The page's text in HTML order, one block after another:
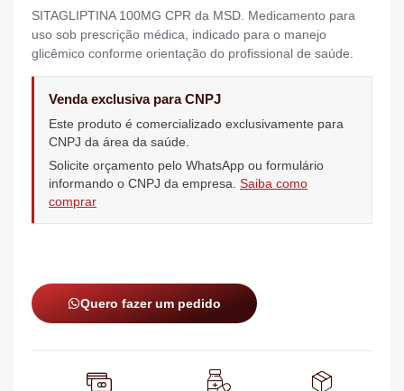
SITAGLIPTINA 100MG CPR da MSD. Medicamento para
uso sob prescrição médica, indicado para o manejo
glicêmico conforme orientação do profissional de saúde.
Venda exclusiva para CNPJ
Este produto é comercializado exclusivamente para
CNPJ da área da saúde.
Solicite orçamento pelo WhatsApp ou formulário
informando o CNPJ da empresa. Saiba como
comprar
Quero fazer um pedido